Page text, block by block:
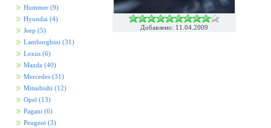
Hummer (9)
Hyundai (4)
Jeep (5)
Lamborghini (31)
Lexus (6)
Mazda (40)
Mercedes (31)
Mitsubishi (12)
Opel (13)
Pagani (6)
Peugeot (3)
Добавлено: 11.04.2009